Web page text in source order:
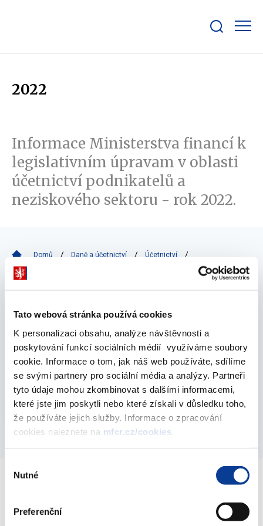
Tato webová stránka používá cookies
K personalizaci obsahu, analýze návštěvnosti a
poskytování funkcí sociálních médií využíváme soubory
cookie. Informace o tom, jak náš web používáte, sdílíme
se svými partnery pro sociální média a analýzy. Partneři
tyto údaje mohou zkombinovat s dalšími informacemi,
které jste jim poskytli nebo které získali v důsledku toho,
že používáte jejich služby. Informace o zpracování
cookies naleznete na mfcr.cz/cookies
souhlasu
Nutné
Preferenční
bar
2022
Informace Ministerstva financí k
legislativním úpravam v oblasti
účetnictví podnikatelů a
neziskového sektoru - rok 2022.
Domů Daně a účetnictví
Účetnictví
Účetnictví podnikatelů a neziskového sektoru
Meziresortní připomínkové řízení k návrhu
zákona o účetnictví
26. října 2022
Vyberte
2022